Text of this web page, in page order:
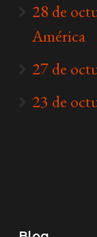
28 de
América
27 de
23 de